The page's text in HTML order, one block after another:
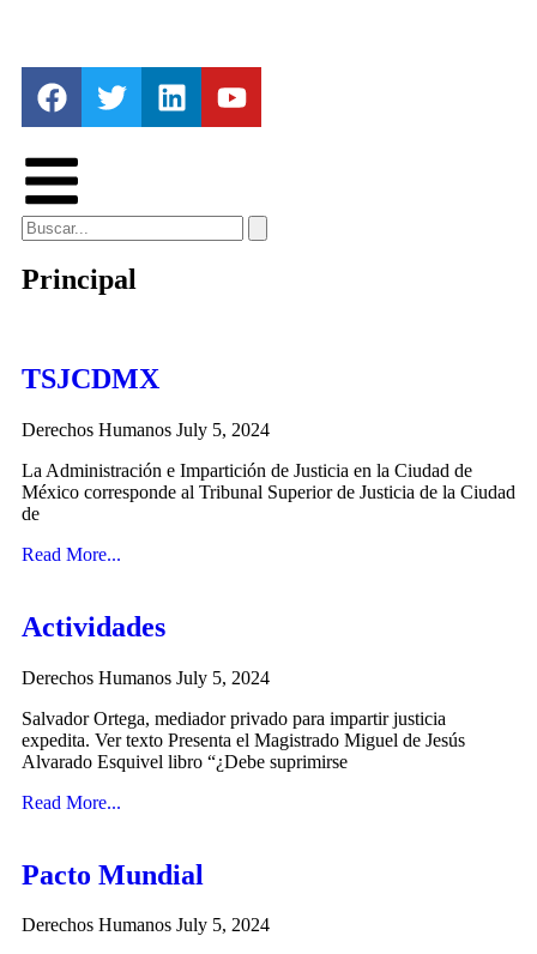
Principal
TSJCDMX
Derechos Humanos July 5, 2024
La Administración e Impartición de Justicia en la Ciudad de
México corresponde al Tribunal Superior de Justicia de la Ciudad
de
Read More...
Actividades
Derechos Humanos July 5, 2024
Salvador Ortega, mediador privado para impartir justicia
expedita. Ver texto Presenta el Magistrado Miguel de Jesús
Alvarado Esquivel libro “¿Debe suprimirse
Read More...
Pacto Mundial
Derechos Humanos July 5, 2024